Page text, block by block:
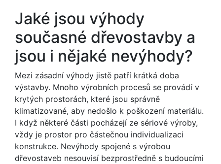
Jaké jsou výhody
současné dřevostavby a
jsou i nějaké nevýhody?
Mezi zásadní výhody jistě patří krátká doba
výstavby. Mnoho výrobních procesů se provádí v
krytých prostorách, které jsou správně
klimatizované, aby nedošlo k poškození materiálu.
I když některé části pocházejí ze sériové výroby,
vždy je prostor pro částečnou individualizaci
konstrukce. Nevýhody spojené s výrobou
dřevostaveb nesouvisí bezprostředně s budoucími